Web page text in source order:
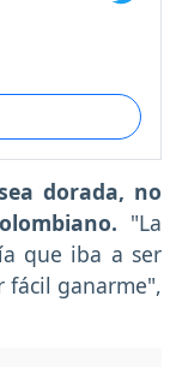
dorada, no
"La
que iba a ser
fácil ganarme",